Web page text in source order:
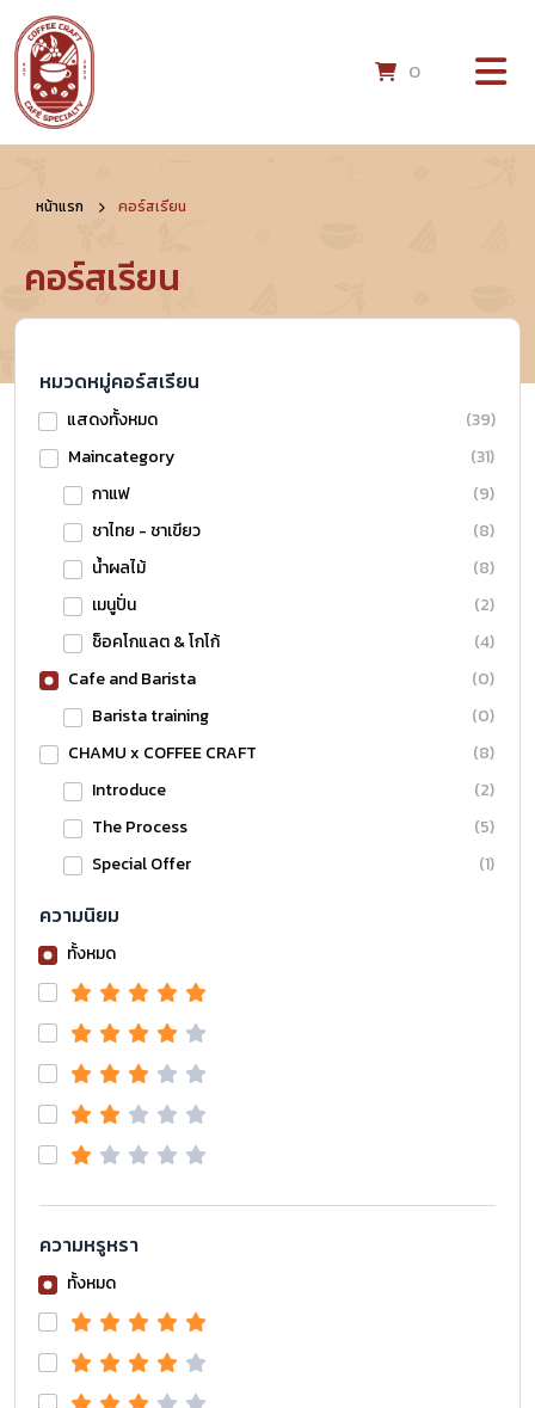
0
หน้าแรก คอร์สเรียน
คอร์สเรียน
หมวดหมู่คอร์สเรียน
แสดงทั้งหมด
(39)
Maincategory
(31)
กาแฟ
(9)
ชาไทย - ชาเขียว
(8)
น้ำผลไม้
(8)
เมนูปั่น
(2)
ช็อคโกแลต & โกโก้
(4)
Cafe and Barista
(0)
Barista training
(0)
CHAMU x COFFEE CRAFT
(8)
Introduce
(2)
The Process
(5)
Special Offer
(1)
ความนิยม
ทั้งหมด
ความหรูหรา
ทั้งหมด